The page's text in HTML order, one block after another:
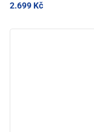
2.699 Kč